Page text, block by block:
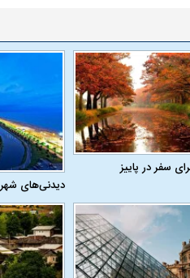
سفر در پاییز
دیدنی‌های
تهران بازداشت
تا جراحی پلک
راهی بیمارستان